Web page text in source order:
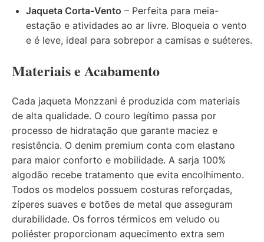
Jaqueta Corta-Vento – Perfeita para meia-
estação e atividades ao ar livre. Bloqueia o vento
e é leve, ideal para sobrepor a camisas e suéteres.
Materiais e Acabamento
Cada jaqueta Monzzani é produzida com materiais
de alta qualidade. O couro legítimo passa por
processo de hidratação que garante maciez e
resistência. O denim premium conta com elastano
para maior conforto e mobilidade. A sarja 100%
algodão recebe tratamento que evita encolhimento.
Todos os modelos possuem costuras reforçadas,
zíperes suaves e botões de metal que asseguram
durabilidade. Os forros térmicos em veludo ou
poliéster proporcionam aquecimento extra sem